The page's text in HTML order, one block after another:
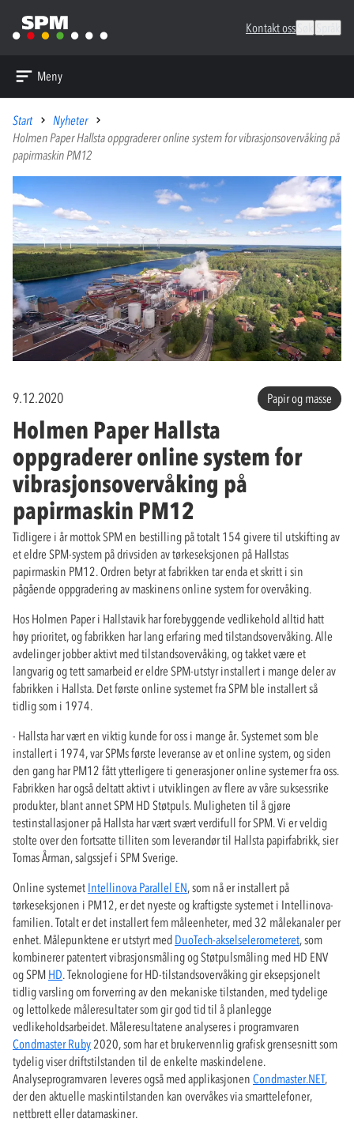
Kontakt oss
Meny
Start
Nyheter
Holmen Paper Hallsta oppgraderer online system for vibrasjonsovervåking på
papirmaskin PM12
9.12.2020 Papir og masse
Holmen Paper Hallsta
oppgraderer online system for
vibrasjonsovervåking på
papirmaskin PM12
Tidligere i år mottok SPM en bestilling på totalt 154 givere til utskifting av
et eldre SPM-system på drivsiden av tørkeseksjonen på Hallstas
papirmaskin PM12. Ordren betyr at fabrikken tar enda et skritt i sin
pågående oppgradering av maskinens online system for overvåking.
Hos Holmen Paper i Hallstavik har forebyggende vedlikehold alltid hatt
høy prioritet, og fabrikken har lang erfaring med tilstandsovervåking. Alle
avdelinger jobber aktivt med tilstandsovervåking, og takket være et
langvarig og tett samarbeid er eldre SPM-utstyr installert i mange deler av
fabrikken i Hallsta. Det første online systemet fra SPM ble installert så
tidlig som i 1974.
- Hallsta har vært en viktig kunde for oss i mange år. Systemet som ble
installert i 1974, var SPMs første leveranse av et online system, og siden
den gang har PM12 fått ytterligere ti generasjoner online systemer fra oss.
Fabrikken har også deltatt aktivt i utviklingen av flere av våre suksessrike
produkter, blant annet SPM HD Støtpuls. Muligheten til å gjøre
testinstallasjoner på Hallsta har vært svært verdifull for SPM. Vi er veldig
stolte over den fortsatte tilliten som leverandør til Hallsta papirfabrikk, sier
Tomas Årman, salgssjef i SPM Sverige.
Online systemet Intellinova Parallel EN, som nå er installert på
tørkeseksjonen i PM12, er det nyeste og kraftigste systemet i Intellinova-
familien. Totalt er det installert fem måleenheter, med 32 målekanaler per
enhet. Målepunktene er utstyrt med DuoTech-akselselerometeret, som
kombinerer patentert vibrasjonsmåling og Støtpulsmåling med HD ENV
og SPM HD. Teknologiene for HD-tilstandsovervåking gir eksepsjonelt
tidlig varsling om forverring av den mekaniske tilstanden, med tydelige
og lettolkede måleresultater som gir god tid til å planlegge
vedlikeholdsarbeidet. Måleresultatene analyseres i programvaren
Condmaster Ruby 2020, som har et brukervennlig grafisk grensesnitt som
tydelig viser driftstilstanden til de enkelte maskindelene.
Analyseprogramvaren leveres også med applikasjonen Condmaster.NET,
der den aktuelle maskintilstanden kan overvåkes via smarttelefoner,
nettbrett eller datamaskiner.